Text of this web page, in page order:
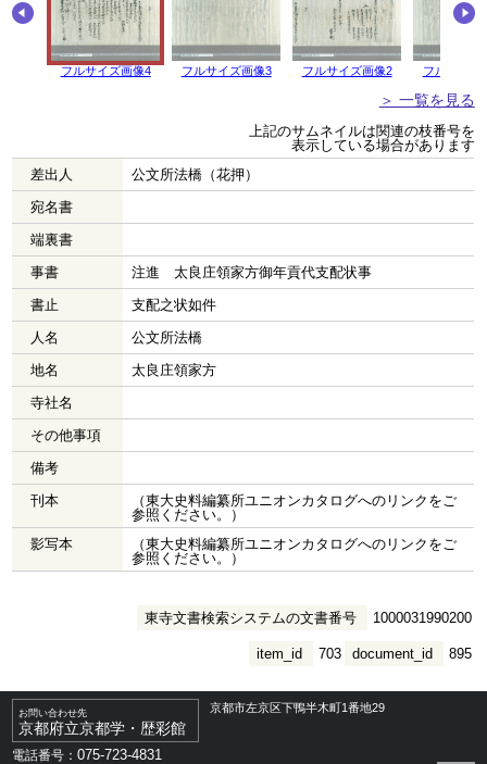
フルサイズ画像4 フルサイズ画像3 フルサイズ画像2 フルサイズ
＞ 一覧を見る
上記のサムネイルは関連の枝番号を
表示している場合があります
差出人
公文所法橋（花押）
宛名書
端裏書
事書
注進 太良庄領家方御年貢代支配状事
書止
支配之状如件
人名
公文所法橋
地名
太良庄領家方
寺社名
その他事項
備考
刊本
（東大史料編纂所ユニオンカタログへのリンクをご
参照ください。）
影写本
（東大史料編纂所ユニオンカタログへのリンクをご
参照ください。）
東寺文書検索システムの文書番号 1000031990200
document_id 895
item_id 703
お問い合わせ先
京都府立京都学・歴彩館
京都市左京区下鴨半木町1番地29
電話番号：075-723-4831